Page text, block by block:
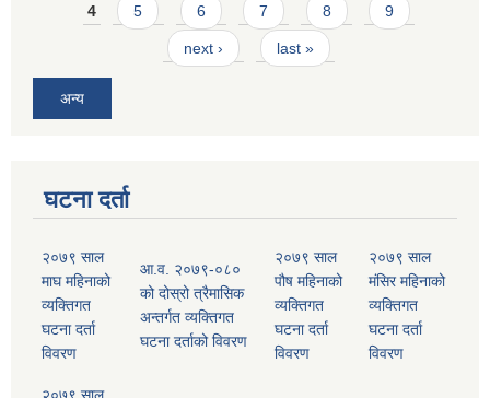
4 5 6 7 8 9
next › last »
अन्य
घटना दर्ता
२०७९ साल
माघ महिनाको
व्यक्तिगत
घटना दर्ता
विवरण
आ.व. २०७९-०८०
को दोस्रो त्रैमासिक
अन्तर्गत व्यक्तिगत
घटना दर्ताको विवरण
२०७९ साल
पौष महिनाको
व्यक्तिगत
घटना दर्ता
विवरण
२०७९ साल
मंसिर महिनाको
व्यक्तिगत
घटना दर्ता
विवरण